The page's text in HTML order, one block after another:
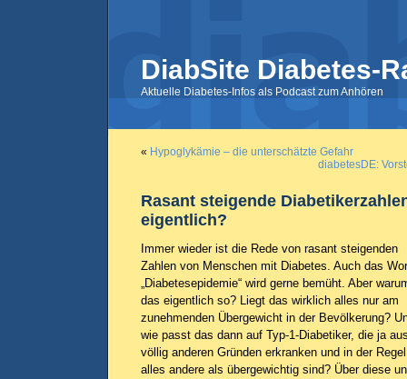
DiabSite Diabetes-
Aktuelle Diabetes-Infos als Podcast zum Anhören
« Hypoglykämie – die unterschätzte Gefahr
diabetesDE:
Rasant steigende
eigentlich?
Immer wieder ist die Rede von rasant steigenden
Zahlen von Menschen mit Diabetes. Auch das
„Diabetesepidemie“ wird gerne bemüht. Aber
das eigentlich so? Liegt das wirklich alles nur am
zunehmenden Übergewicht in der Bevölkerung?
wie passt das dann auf Typ-1-Diabetiker, die ja
völlig anderen Gründen erkranken und in der Regel
alles andere als übergewichtig sind? Über diese